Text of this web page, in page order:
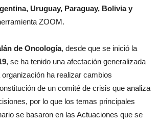
Uruguay, Paraguay, Bolivia y
ZOOM.
de Oncología, desde que se inició la
, se ha tenido una afectación generalizada
organización ha realizar cambios
de un comité de crisis que analiza
por lo que los temas principales
se basaron en las Actuaciones que se